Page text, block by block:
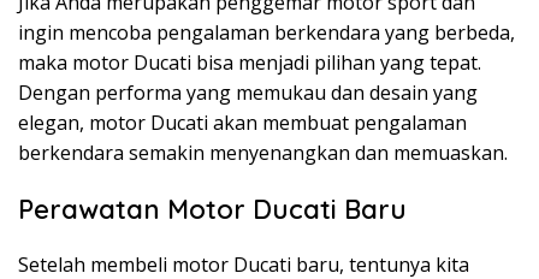
ingin mencoba pengalaman berkendara yang berbeda,
maka motor Ducati bisa menjadi pilihan yang tepat.
Dengan performa yang memukau dan desain yang
elegan, motor Ducati akan membuat pengalaman
berkendara semakin menyenangkan dan memuaskan.
Perawatan Motor Ducati Baru
Setelah membeli motor Ducati baru, tentunya kita